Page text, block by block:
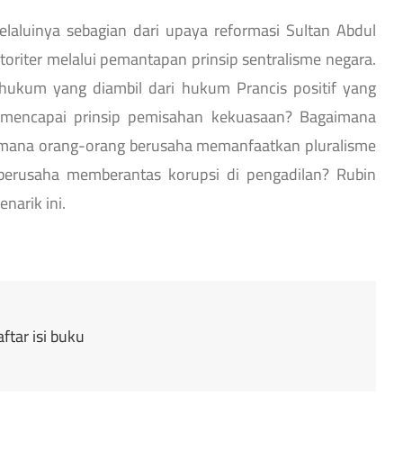
sebagian dari upaya reformasi Sultan Abdul
melalui pemantapan prinsip sentralisme negara.
yang diambil dari hukum Prancis positif yang
prinsip pemisahan kekuasaan? Bagaimana
orang-orang berusaha memanfaatkan pluralisme
memberantas korupsi di pengadilan? Rubin
ini.
isi buku